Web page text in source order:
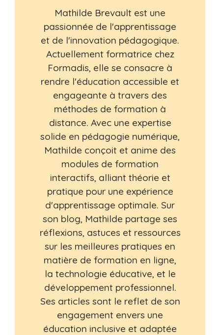
Mathilde Brevault est une
passionnée de l'apprentissage
et de l'innovation pédagogique.
Actuellement formatrice chez
Formadis, elle se consacre à
rendre l'éducation accessible et
engageante à travers des
méthodes de formation à
distance. Avec une expertise
solide en pédagogie numérique,
Mathilde conçoit et anime des
modules de formation
interactifs, alliant théorie et
pratique pour une expérience
d'apprentissage optimale. Sur
son blog, Mathilde partage ses
réflexions, astuces et ressources
sur les meilleures pratiques en
matière de formation en ligne,
la technologie éducative, et le
développement professionnel.
Ses articles sont le reflet de son
engagement envers une
éducation inclusive et adaptée